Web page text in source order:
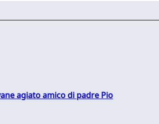
agiato amico di padre Pio